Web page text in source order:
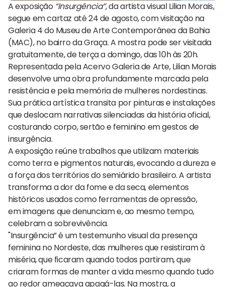
A exposição “Insurgência”, da artista visual Lilian Morais,
segue em cartaz até 24 de agosto, com visitação na
Galeria 4 do Museu de Arte Contemporânea da Bahia
(MAC), no bairro da Graça. A mostra pode ser visitada
gratuitamente, de terça a domingo, das 10h às 20h.
Representada pela Acervo Galeria de Arte, Lilian Morais
desenvolve uma obra profundamente marcada pela
resistência e pela memória de mulheres nordestinas.
Sua prática artística transita por pinturas e instalações
que deslocam narrativas silenciadas da história oficial,
costurando corpo, sertão e feminino em gestos de
insurgência.
A exposição reúne trabalhos que utilizam materiais
como terra e pigmentos naturais, evocando a dureza e
a força dos territórios do semiárido brasileiro. A artista
transforma a dor da fome e da seca, elementos
históricos usados como ferramentas de opressão,
em imagens que denunciam e, ao mesmo tempo,
celebram a sobrevivência.
"Insurgência” é um testemunho visual da presença
feminina no Nordeste, das mulheres que resistiram à
miséria, que ficaram quando todos partiram, que
criaram formas de manter a vida mesmo quando tudo
ao redor ameaçava apagá-las. Na mostra, a